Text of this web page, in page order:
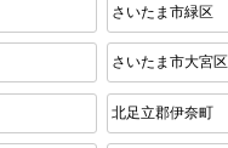
さいたま市緑区
さいたま市大宮区
北足立郡伊奈町